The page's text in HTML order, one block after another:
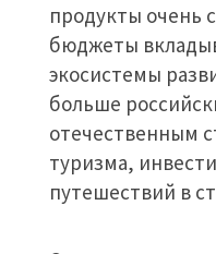
продукты очень
бюджеты
экосистемы
больше
отечественным
туризма,
путешествий в